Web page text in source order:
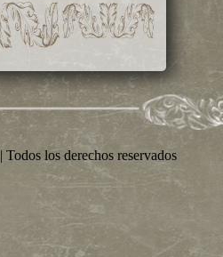
los derechos reservados